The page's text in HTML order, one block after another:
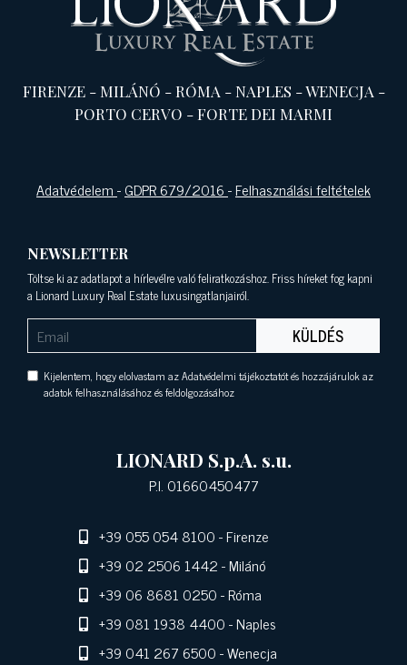
FIRENZE-MILÁNÓ -RÓMA -NAPLES -WENECJA -
PORTO CERVO -FORTE DEI MARMI
Adatvédelem-GDPR 679/2016-Felhasználási feltételek
NEWSLETTER
Töltse ki az adatlapot a hírlevélre való feliratkozáshoz. Friss híreket fog kapni
a Lionard Luxury Real Estate luxusingatlanjairól.
KÜLDÉS
Kijelentem, hogy elolvastam az Adatvédelmi tájékoztatót és hozzájárulok az
adatok felhasználásához és feldolgozásához
LIONARD S.p.A. s.u.
P.I. 01660450477
+39 055 054 8100- Firenze
+39 02 2506 1442- Milánó
+39 06 8681 0250- Róma
+39 081 1938 4400- Naples
+39 041 267 6500- Wenecja